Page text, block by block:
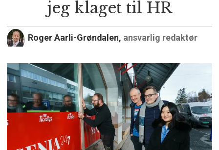
jeg klaget til HR
Roger Aarli-Grøndalen, ansvarlig redaktør